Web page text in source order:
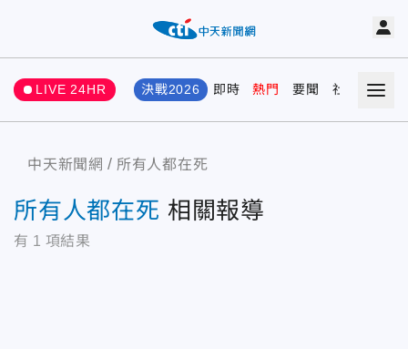
LIVE 24HR 決戰2026 即時 熱門 要聞 社會 娛樂
中天新聞網 所有人都在死
所有人都在死 相關報導
有 1 項結果